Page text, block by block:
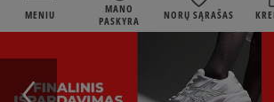
MENIU
MANO
PASKYRA
NORŲ SĄRAŠAS